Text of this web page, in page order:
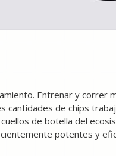
Entrenar y correr
cantidades de chips
de botella del
potentes y